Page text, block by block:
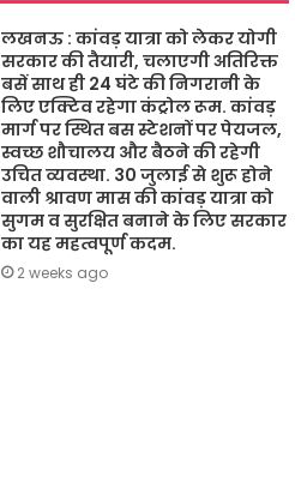
लखनऊ : कांवड़ यात्रा को लेकर योगी
सरकार की तैयारी, चलाएगी अतिरिक्त
बसें साथ ही 24 घंटे की निगरानी के
लिए एक्टिव रहेगा कंट्रोल रूम. कांवड़
मार्ग पर स्थित बस स्टेशनों पर पेयजल,
स्वच्छ शौचालय और बैठने की रहेगी
उचित व्यवस्था. 30 जुलाई से शुरू होने
वाली श्रावण मास की कांवड़ यात्रा को
सुगम व सुरक्षित बनाने के लिए सरकार
का यह महत्वपूर्ण कदम.
2 weeks ago